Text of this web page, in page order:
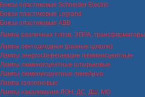
Боксы пластиковые Schneider Electric
Боксы пластиковые Legrand
Боксы пластиковые ABB
Лампы различных типов, ЭПРА, трансформаторы
Лампы светодиодные (разные цоколи)
Лампы энергосберегающие люминисцентные
Лампы люминисцентные штырьковые
Лампы люминисцентные линейные
Лампы галогеновые
Лампы накаливания ЛОН, ДС, ДШ, МО